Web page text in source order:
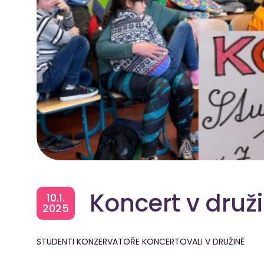
10.1.
2025 Koncert v
STUDENTI KONZERVATOŘE KONCERTOVALI V DRUŽINĚ